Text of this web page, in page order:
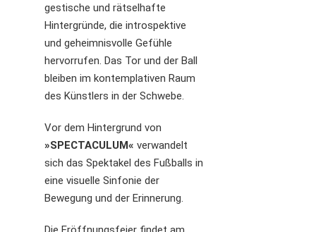
gestische und rätselhafte
Hintergründe, die introspektive
und geheimnisvolle Gefühle
hervorrufen. Das Tor und der Ball
bleiben im kontemplativen Raum
des Künstlers in der Schwebe.
Vor dem Hintergrund von
»SPECTACULUM« verwandelt
sich das Spektakel des Fußballs in
eine visuelle Sinfonie der
Bewegung und der Erinnerung.